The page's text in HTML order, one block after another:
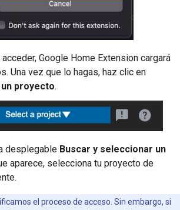
Google Home Extension cargará
Una vez que lo hagas, haz clic en
proyecto.
desplegable Buscar y seleccionar un
aparece, selecciona tu proyecto de
el proceso de acceso. Sin embargo, si